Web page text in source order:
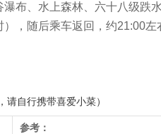
布、水上森林、六十八级跌
，随后乘车返回，约21:00
自行携带喜爱小菜）
参考：